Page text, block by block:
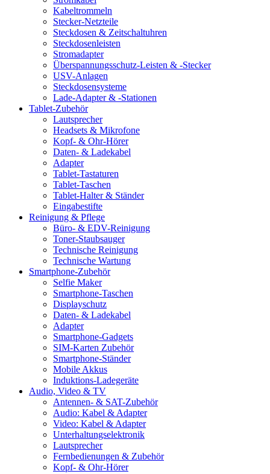
Kabeltrommeln
Stecker-Netzteile
Steckdosen & Zeitschaltuhren
Steckdosenleisten
Stromadapter
Überspannungsschutz-Leisten & -Stecker
USV-Anlagen
Steckdosensysteme
Lade-Adapter & -Stationen
Tablet-Zubehör
Lautsprecher
Headsets & Mikrofone
Kopf- & Ohr-Hörer
Daten- & Ladekabel
Adapter
Tablet-Tastaturen
Tablet-Taschen
Tablet-Halter & Ständer
Eingabestifte
Reinigung & Pflege
Büro- & EDV-Reinigung
Toner-Staubsauger
Technische Reinigung
Technische Wartung
Smartphone-Zubehör
Selfie Maker
Smartphone-Taschen
Displayschutz
Daten- & Ladekabel
Adapter
Smartphone-Gadgets
SIM-Karten Zubehör
Smartphone-Ständer
Mobile Akkus
Induktions-Ladegeräte
Audio, Video & TV
Antennen- & SAT-Zubehör
Audio: Kabel & Adapter
Video: Kabel & Adapter
Unterhaltungselektronik
Lautsprecher
Fernbedienungen & Zubehör
Kopf- & Ohr-Hörer